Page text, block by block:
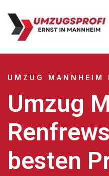
UMZUG MANNHEIM
Umzug
besten